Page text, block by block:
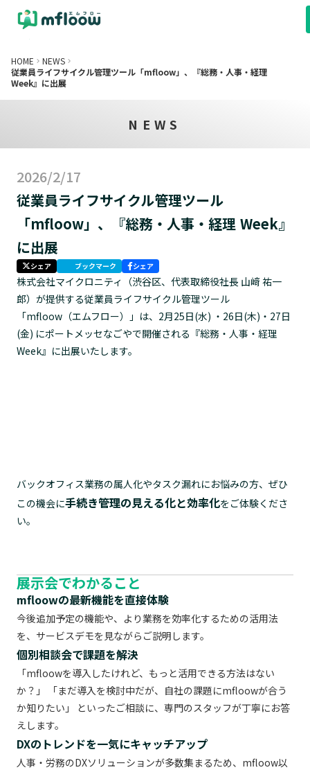
HOME keyboard_arrow_right NEWS keyboard_arrow_right
従業員ライフサイクル管理ツール「mfloow」、『総務・人事・経理
Week』に出展
NEWS
2026/2/17
従業員ライフサイクル管理ツール
「mfloow」、『総務・人事・経理 Week』
に出展
シェア ブックマーク シェア
株式会社マイクロニティ（渋谷区、代表取締役社長 山﨑 祐一
郎）が提供する従業員ライフサイクル管理ツール
「mfloow（エムフロー）」は、2月25日(水) ・26日(木)・27日
(金) にポートメッセなごやで開催される『総務・人事・経理
Week』に出展いたします。
バックオフィス業務の属人化やタスク漏れにお悩みの方、ぜひ
この機会に手続き管理の見える化と効率化をご体験くださ
い。
展示会でわかること
mfloowの最新機能を直接体験
今後追加予定の機能や、より業務を効率化するための活用法
を、サービスデモを見ながらご説明します。
個別相談会で課題を解決
「mfloowを導入したけれど、もっと活用できる方法はない
か？」 「まだ導入を検討中だが、自社の課題にmfloowが合う
か知りたい」 といったご相談に、専門のスタッフが丁寧にお答
えします。
DXのトレンドを一気にキャッチアップ
人事・労務のDXソリューションが多数集まるため、mfloow以
arrow_drop_up 導入事例 料金プラン セキ